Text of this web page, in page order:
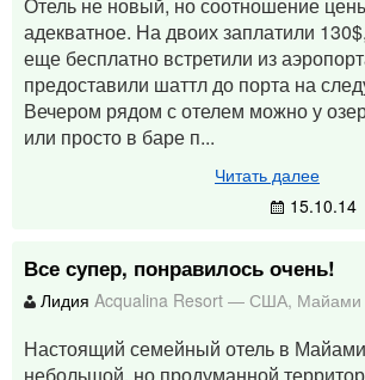
адекватное. На двоих заплатили
еще бесплатно встретили из
предоставили шаттл до порта на
Вечером рядом с отелем можно у
или просто в баре п...
Читать далее
15.10.14
Все супер, понравилось очень!
Лидия Acqualina Resort — США, Майами
Настоящий семейный отель в